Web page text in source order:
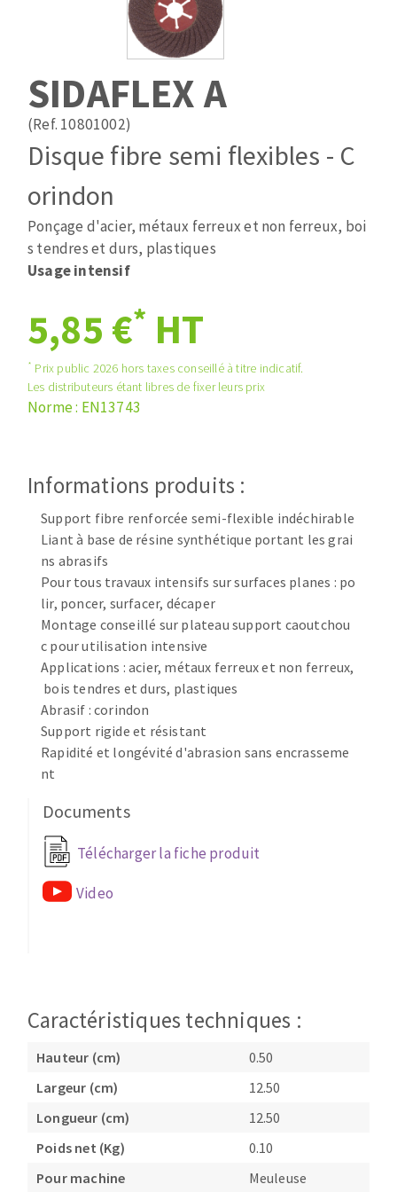
Pose des joints
Nettoyage
Fraises carbure
Fers et plaquettes
Lames de scie à ruban
ABRASIFS APPLIQUÉS
Disques auto-agrippant
Patins
Disques fibre et papier
Bandes abrasives
Cales à poncer et patins
Eponges abrasive
Plateaux supports
Disques abrasifs agglomérés
Meules d'ébarbage
TRAITEMENT DE SURFACE
Disques à lamelles
Brosses
Meules de tourets
Feutres à polir
Rouleaux d'atelier
Aspirateurs
MACHINES POUR LE TRAVAIL DU MÉTAL
Tronçonneuses
Scies à ruban
Perceuses
Perceuses magnétiques
Ponceuses
OUTILS COUPANTS
Fraises scies
Fraise HSS
Forets métaux
SIDAFLEX A
(Ref. 10801002)
Disque fibre semi flexibles - C
orindon
Ponçage d'acier, métaux ferreux et non ferreux, boi
s tendres et durs, plastiques
Usage intensif
5,85 €* HT
* Prix public 2026 hors taxes conseillé à titre indicatif.
Les distributeurs étant libres de fixer leurs prix
Norme : EN13743
Informations produits :
Support fibre renforcée semi-flexible indéchirable
Liant à base de résine synthétique portant les grai
ns abrasifs
Pour tous travaux intensifs sur surfaces planes : po
lir, poncer, surfacer, décaper
Montage conseillé sur plateau support caoutchou
c pour utilisation intensive
Applications : acier, métaux ferreux et non ferreux,
bois tendres et durs, plastiques
Abrasif : corindon
Support rigide et résistant
Rapidité et longévité d'abrasion sans encrasseme
nt
Documents
Télécharger la fiche produit
Video
Caractéristiques techniques :
Hauteur (cm)
0.50
Largeur (cm)
12.50
Longueur (cm)
12.50
Poids net (Kg)
0.10
Pour machine
Meuleuse